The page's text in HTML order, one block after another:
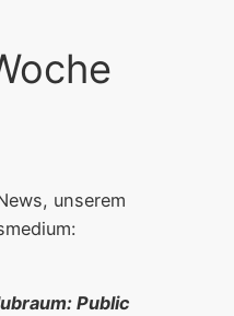
unserem
Public